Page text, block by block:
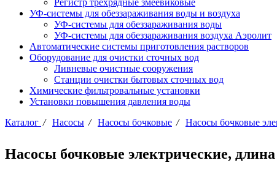
Регистр трехрядные змеевиковые
УФ-системы для обеззараживания воды и воздуха
УФ-системы для обеззараживания воды
УФ-системы для обеззараживания воздуха Аэролит
Автоматические системы приготовления растворов
Оборудование для очистки сточных вод
Ливневые очистные сооружения
Станции очистки бытовых сточных вод
Химические фильтровальные установки
Установки повышения давления воды
Каталог / Насосы / Насосы бочковые / Насосы бочковые
Насосы бочковые электрические,